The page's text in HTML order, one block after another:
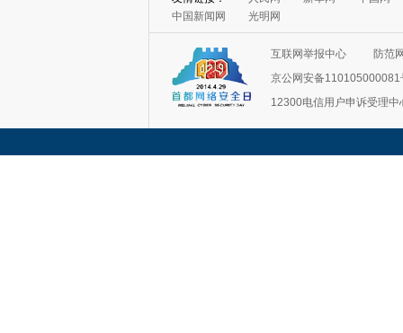
互联网举报中心
防范
京公网安备110105000081
12300电信用户申诉受理中